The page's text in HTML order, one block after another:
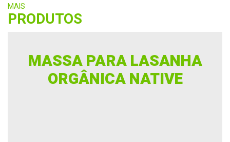
MAIS
PRODUTOS
MASSA PARA LASANHA
ORGÂNICA NATIVE